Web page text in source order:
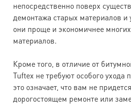
непосредственно поверх
демонтажа старых материалов и
они проще и экономичнее
материалов.
Кроме того, в отличие от
Tuftex не требуют особого ухода
это означает, что вам не
дорогостоящем ремонте или